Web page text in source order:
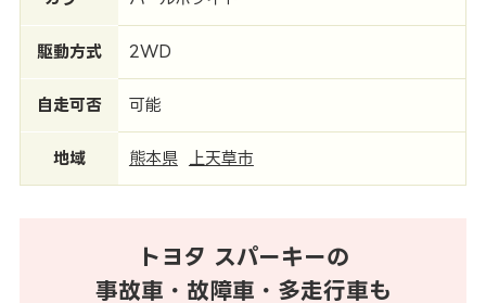
駆動方式 2WD
自走可否 可能
地域 熊本県 上天草市
トヨタ スパーキーの
事故車・故障車・多走行車も